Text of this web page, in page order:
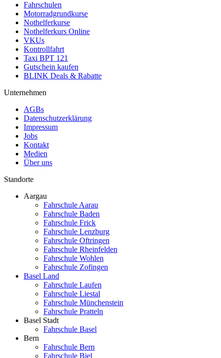
Fahrschulen
Motorradgrundkurse
Nothelferkurse
Nothelferkurs Online
VKUs
Kontrollfahrt
Taxi BPT 121
Gutschein kaufen
BLINK Deals & Rabatte
Unternehmen
AGBs
Datenschutzerklärung
Impressum
Jobs
Kontakt
Medien
Über uns
Standorte
Aargau
Fahrschule Aarau
Fahrschule Baden
Fahrschule Frick
Fahrschule Lenzburg
Fahrschule Oftringen
Fahrschule Rheinfelden
Fahrschule Wohlen
Fahrschule Zofingen
Basel Land
Fahrschule Laufen
Fahrschule Liestal
Fahrschule Münchenstein
Fahrschule Pratteln
Basel Stadt
Fahrschule Basel
Bern
Fahrschule Bern
Fahrschule Biel